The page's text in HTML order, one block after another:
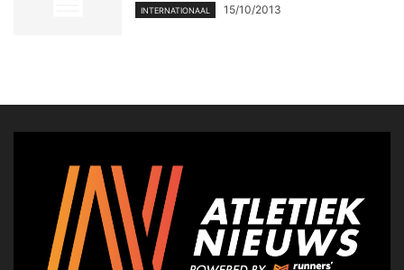
INTERNATIONAAL 15/10/2013